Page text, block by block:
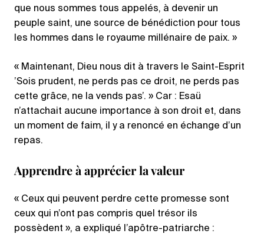
que nous sommes tous appelés, à devenir un
peuple saint, une source de bénédiction pour tous
les hommes dans le royaume millénaire de paix. »
« Maintenant, Dieu nous dit à travers le Saint-Esprit
’Sois prudent, ne perds pas ce droit, ne perds pas
cette grâce, ne la vends pas’. » Car : Esaü
n’attachait aucune importance à son droit et, dans
un moment de faim, il y a renoncé en échange d’un
repas.
Apprendre à apprécier la valeur
« Ceux qui peuvent perdre cette promesse sont
ceux qui n’ont pas compris quel trésor ils
possèdent », a expliqué l’apôtre-patriarche :